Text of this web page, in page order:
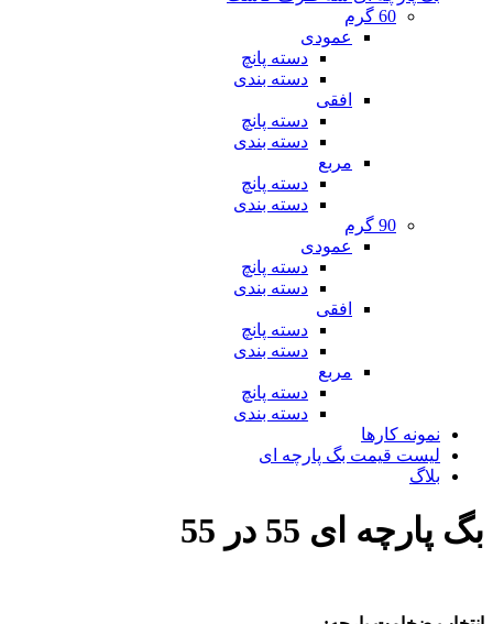
60 گرم
عمودی
دسته پانچ
دسته بندی
افقی
دسته پانچ
دسته بندی
مربع
دسته پانچ
دسته بندی
90 گرم
عمودی
دسته پانچ
دسته بندی
افقی
دسته پانچ
دسته بندی
مربع
دسته پانچ
دسته بندی
نمونه کارها
لیست قیمت بگ پارچه ای
بلاگ
بگ پارچه ای 55 در 55